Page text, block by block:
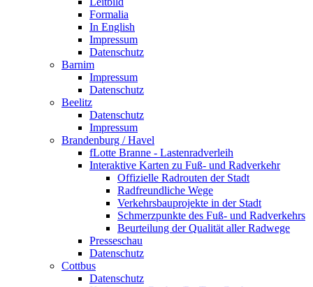
Formalia
In English
Impressum
Datenschutz
Barnim
Impressum
Datenschutz
Beelitz
Datenschutz
Impressum
Brandenburg / Havel
fLotte Branne - Lastenradverleih
Interaktive Karten zu Fuß- und Radverkehr
Offizielle Radrouten der Stadt
Radfreundliche Wege
Verkehrsbauprojekte in der Stadt
Schmerzpunkte des Fuß- und Radverkehrs
Beurteilung der Qualität aller Radwege
Presseschau
Datenschutz
Cottbus
Datenschutz